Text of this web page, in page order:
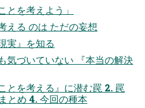
とを考えよう」
える のは ただの妄想
実』を知る
気づいていない 『本当の解決
とを考える』に潜む罠 2. 罠
とめ 4. 今回の種本